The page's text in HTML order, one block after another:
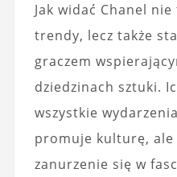
Jak widać Chanel
trendy, lecz także
graczem
dziedzinach sztuki.
wszystkie
promuje kulturę,
zanurzenie się w